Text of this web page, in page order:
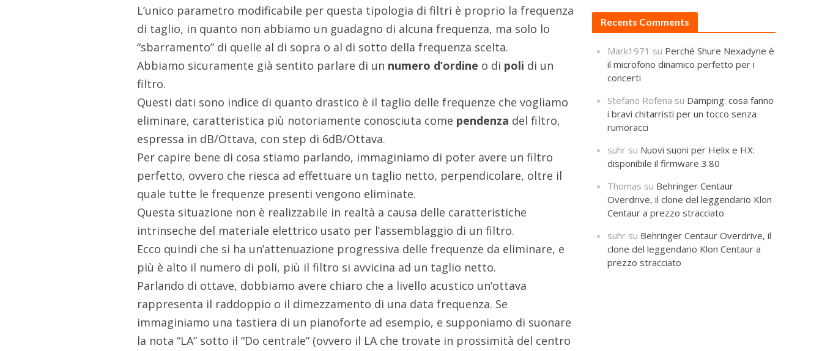
L’unico parametro modificabile per questa tipologia di filtri è proprio la frequenza
di taglio, in quanto non abbiamo un guadagno di alcuna frequenza, ma solo lo
“sbarramento” di quelle al di sopra o al di sotto della frequenza scelta.
Abbiamo sicuramente già sentito parlare di un numero d’ordine o di poli di un
filtro.
Questi dati sono indice di quanto drastico è il taglio delle frequenze che vogliamo
eliminare, caratteristica più notoriamente conosciuta come pendenza del filtro,
espressa in dB/Ottava, con step di 6dB/Ottava.
Per capire bene di cosa stiamo parlando, immaginiamo di poter avere un filtro
perfetto, ovvero che riesca ad effettuare un taglio netto, perpendicolare, oltre il
quale tutte le frequenze presenti vengono eliminate.
Questa situazione non è realizzabile in realtà a causa delle caratteristiche
intrinseche del materiale elettrico usato per l’assemblaggio di un filtro.
Ecco quindi che si ha un’attenuazione progressiva delle frequenze da eliminare, e
più è alto il numero di poli, più il filtro si avvicina ad un taglio netto.
Parlando di ottave, dobbiamo avere chiaro che a livello acustico un’ottava
rappresenta il raddoppio o il dimezzamento di una data frequenza. Se
immaginiamo una tastiera di un pianoforte ad esempio, e supponiamo di suonare
la nota “LA” sotto il “Do centrale” (ovvero il LA che trovate in prossimità del centro
Recents Comments
Mark1971 su Perché Shure Nexadyne è
il microfono dinamico perfetto per i
concerti
Stefano Rofena su Damping: cosa fanno
i bravi chitarristi per un tocco senza
rumoracci
suhr su Nuovi suoni per Helix e HX:
disponibile il firmware 3.80
Thomas su Behringer Centaur
Overdrive, il clone del leggendario Klon
Centaur a prezzo stracciato
suhr su Behringer Centaur Overdrive, il
clone del leggendario Klon Centaur a
prezzo stracciato